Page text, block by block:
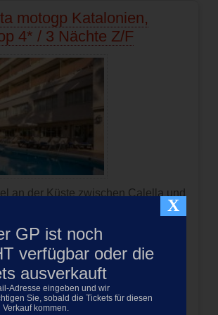
X
GP ist noch
verfügbar oder die
ausverkauft
Adresse eingeben und wir
Sie, sobald die Tickets für diesen
Verkauf kommen.
motogp Katalonien,
4* / 3 Nächte Z/F
an der Küste zwischen Calella und
Royal Sun Suites
Circuit:35 Minuten
Hotel und EintrittMoto GP
Catalunya
Produkt nicht verfügbar
Preis: 249.00